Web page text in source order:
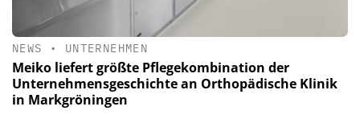
NEWS • UNTERNEHMEN
Meiko liefert größte Pflegekombination der
Unternehmensgeschichte an Orthopädische Klinik
in Markgröningen